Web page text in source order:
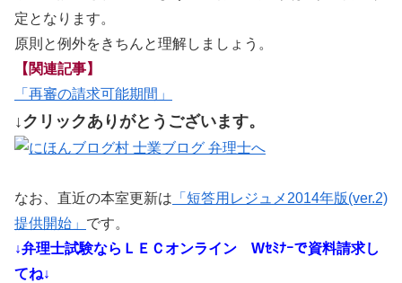
定となります。
原則と例外をきちんと理解しましょう。
【関連記事】
「再審の請求可能期間」
↓クリックありがとうございます。
なお、直近の本室更新は 「短答用レジュメ2014年版(ver.2)
提供開始」 です。
↓弁理士試験ならＬＥＣオンライン
Wｾﾐﾅｰで資料請求し
てね↓